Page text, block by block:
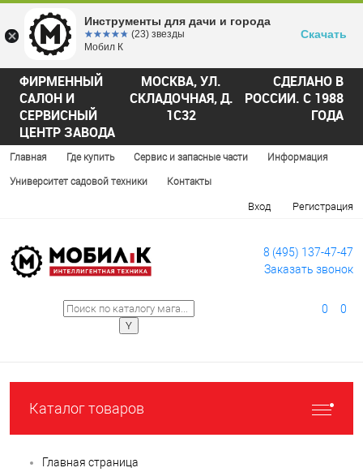
ФИРМЕННЫЙ
САЛОН И
СЕРВИСНЫЙ
ЦЕНТР ЗАВОДА
МОСКВА, УЛ.
СКЛАДОЧНАЯ, Д.
1С32
СДЕЛАНО В
РОССИИ. С 1988
ГОДА
Главная Где купить Сервис и запасные части Информация
Университет садовой техники Контакты
Вход Регистрация
8 (495) 137-47-47
Заказать звонок
0 0
Каталог товаров
Главная страница
Инструменты для дачи и города
☆☆☆☆☆
★★★★★ (23) звезды
Мобил К
Скачать